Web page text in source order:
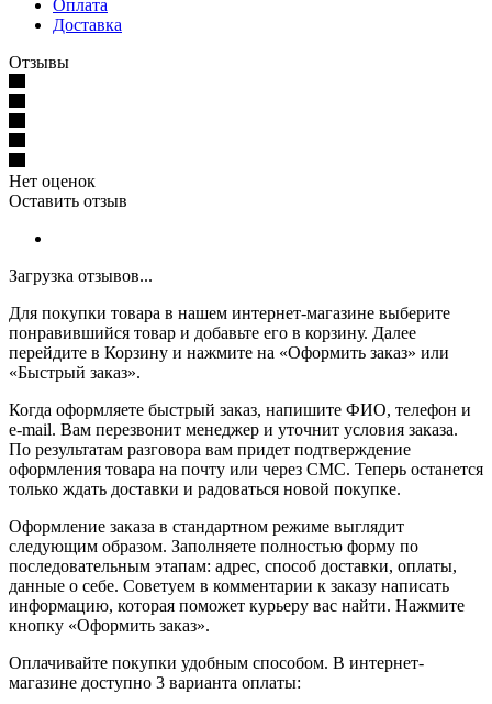
Оплата
Доставка
Отзывы
Нет оценок
Оставить отзыв
Загрузка отзывов...
Для покупки товара в нашем интернет-магазине выберите
понравившийся товар и добавьте его в корзину. Далее
перейдите в Корзину и нажмите на «Оформить заказ» или
«Быстрый заказ».
Когда оформляете быстрый заказ, напишите ФИО, телефон и
e-mail. Вам перезвонит менеджер и уточнит условия заказа.
По результатам разговора вам придет подтверждение
оформления товара на почту или через СМС. Теперь останется
только ждать доставки и радоваться новой покупке.
Оформление заказа в стандартном режиме выглядит
следующим образом. Заполняете полностью форму по
последовательным этапам: адрес, способ доставки, оплаты,
данные о себе. Советуем в комментарии к заказу написать
информацию, которая поможет курьеру вас найти. Нажмите
кнопку «Оформить заказ».
Оплачивайте покупки удобным способом. В интернет-
магазине доступно 3 варианта оплаты: